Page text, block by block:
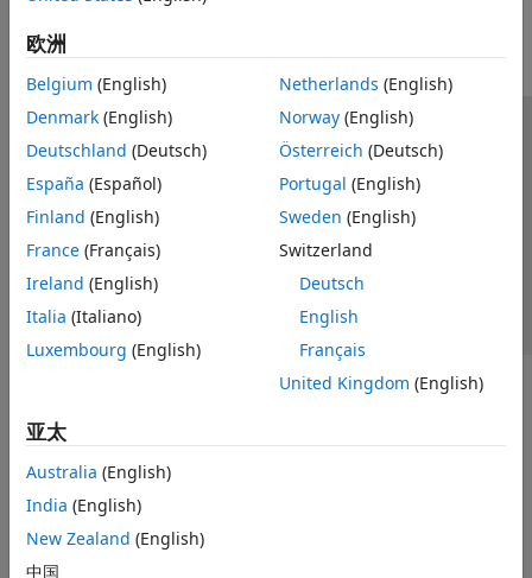
欧洲
Belgium (English)
Denmark (English)
Deutschland (Deutsch)
España (Español)
Finland (English)
France (Français)
Ireland (English)
Italia (Italiano)
Luxembourg (English)
Netherlands (English)
Norway(English)
Österreich (Deutsch)
Portugal (English)
Sweden (English)
Switzerland
Deutsch
English
Français
United Kingdom (English)
亚太
Australia (English)
India (English)
New Zealand (English)
中国
信任中心 商标 隐私政策 防盗版
应用程序状态
联系我们
© 1994-2026 The MathWorks, Inc.